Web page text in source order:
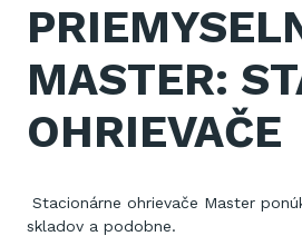
MASTER:
OHRIEVAČE
Stacionárne ohrievače Master
skladov a podobne.